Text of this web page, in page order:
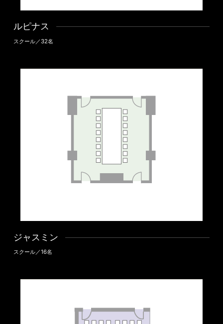
ルピナス
スクール／32名
ジャスミン
スクール／16名